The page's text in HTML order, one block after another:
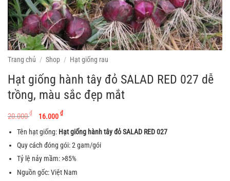
Trang chủ / Shop / Hạt giống rau
Hạt giống hành tây đỏ SALAD RED 027 dễ
trồng, màu sắc đẹp mắt
20.000₫
Giá
gốc
là:
20.000 ₫.
16.000 ₫Giá
hiện
tại
là:
16.000 ₫.
Tên hạt giống: Hạt giống hành tây đỏ SALAD RED 027
Quy cách đóng gói: 2 gam/gói
Tỷ lệ nảy mầm: >85%
Nguồn gốc: Việt Nam